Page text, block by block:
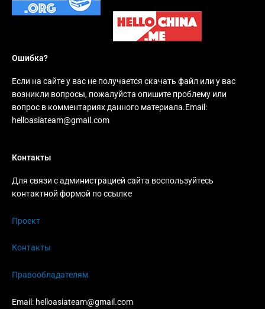
Ошибка?
Если на сайте у вас не получается скачать файл или у вас
возникли вопросы, пожалуйста опишите проблему или
вопрос в комментариях данного материала.Email:
helloasiateam@gmail.com
Контакты
Для связи с администрацией сайта воспользуйтесь
контактной формой по ссылке
Проект
Контакты
Правообладателям
Email: helloasiateam@gmail.com